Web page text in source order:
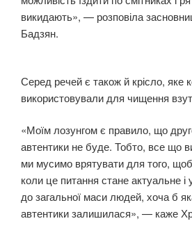
викидають», — розповіла
Бадзян.
Серед речей є також й крісло, яке
використовували для чищення
«Моїм лозунгом є правило, що
автентики не буде. Тобто, все що
ми мусимо врятувати для того,
коли це питання стане актуальне і
до загальної маси людей, хоча б
автентики залишилася», — каже